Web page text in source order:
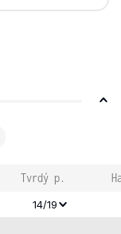
Tvrdý p.
14/19